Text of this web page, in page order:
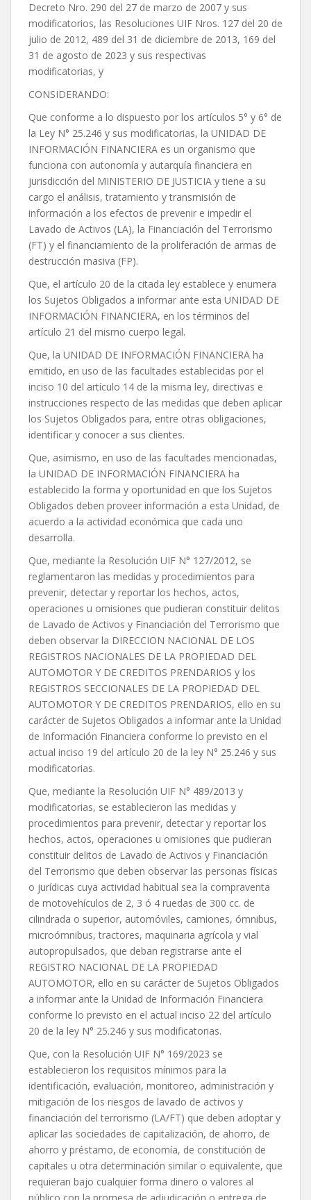
Decreto Nro. 290 del 27 de marzo de 2007 y sus
modificatorios, las Resoluciones UIF Nros. 127 del 20 de
julio de 2012, 489 del 31 de diciembre de 2013, 169 del
31 de agosto de 2023 y sus respectivas
modificatorias, y
CONSIDERANDO:
Que conforme a lo dispuesto por los artículos 5° y 6° de
la Ley N° 25.246 y sus modificatorias, la UNIDAD DE
INFORMACIÓN FINANCIERA es un organismo que
funciona con autonomía y autarquía financiera en
jurisdicción del MINISTERIO DE JUSTICIA y tiene a su
cargo el análisis, tratamiento y transmisión de
información a los efectos de prevenir e impedir el
Lavado de Activos (LA), la Financiación del Terrorismo
(FT) y el financiamiento de la proliferación de armas de
destrucción masiva (FP).
Que, el artículo 20 de la citada ley establece y enumera
los Sujetos Obligados a informar ante esta UNIDAD DE
INFORMACIÓN FINANCIERA, en los términos del
artículo 21 del mismo cuerpo legal.
Que, la UNIDAD DE INFORMACIÓN FINANCIERA ha
emitido, en uso de las facultades establecidas por el
inciso 10 del artículo 14 de la misma ley, directivas e
instrucciones respecto de las medidas que deben aplicar
los Sujetos Obligados para, entre otras obligaciones,
identificar y conocer a sus clientes.
Que, asimismo, en uso de las facultades mencionadas,
la UNIDAD DE INFORMACIÓN FINANCIERA ha
establecido la forma y oportunidad en que los Sujetos
Obligados deben proveer información a esta Unidad, de
acuerdo a la actividad económica que cada uno
desarrolla.
Que, mediante la Resolución UIF N° 127/2012, se
reglamentaron las medidas y procedimientos para
prevenir, detectar y reportar los hechos, actos,
operaciones u omisiones que pudieran constituir delitos
de Lavado de Activos y Financiación del Terrorismo que
deben observar la DIRECCION NACIONAL DE LOS
REGISTROS NACIONALES DE LA PROPIEDAD DEL
AUTOMOTOR Y DE CREDITOS PRENDARIOS y los
REGISTROS SECCIONALES DE LA PROPIEDAD DEL
AUTOMOTOR Y DE CREDITOS PRENDARIOS, ello en su
carácter de Sujetos Obligados a informar ante la Unidad
de Información Financiera conforme lo previsto en el
actual inciso 19 del artículo 20 de la ley N° 25.246 y sus
modificatorias.
Que, mediante la Resolución UIF N° 489/2013 y
modificatorias, se establecieron las medidas y
procedimientos para prevenir, detectar y reportar los
hechos, actos, operaciones u omisiones que pudieran
constituir delitos de Lavado de Activos y Financiación
del Terrorismo que deben observar las personas físicas
o jurídicas cuya actividad habitual sea la compraventa
de motovehículos de 2, 3 ó 4 ruedas de 300 cc. de
cilindrada o superior, automóviles, camiones, ómnibus,
microómnibus, tractores, maquinaria agrícola y vial
autopropulsados, que deban registrarse ante el
REGISTRO NACIONAL DE LA PROPIEDAD
AUTOMOTOR, ello en su carácter de Sujetos Obligados
a informar ante la Unidad de Información Financiera
conforme lo previsto en el actual inciso 22 del artículo
20 de la ley N° 25.246 y sus modificatorias.
Que, con la Resolución UIF N° 169/2023 se
establecieron los requisitos mínimos para la
identificación, evaluación, monitoreo, administración y
mitigación de los riesgos de lavado de activos y
financiación del terrorismo (LA/FT) que deben adoptar y
aplicar las sociedades de capitalización, de ahorro, de
ahorro y préstamo, de economía, de constitución de
capitales u otra determinación similar o equivalente, que
requieran bajo cualquier forma dinero o valores al